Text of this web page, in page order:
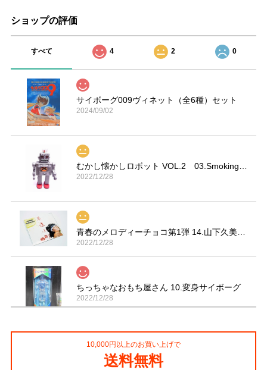
ショップの評価
すべて 4 2 0
サイボーグ009ヴィネット（全6種）セット
2024/09/02
2022/12/28
2022/12/28
ちっちゃなおもち屋さん 10.変身サイボーグ
2022/12/28
2021/11/13
10,000円以上のお買い上げで
送料無料